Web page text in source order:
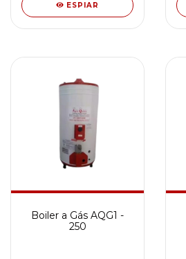
ESPIAR
Boiler a Gás AQG1 -
250